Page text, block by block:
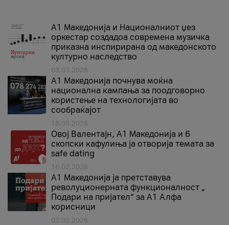
А1 Македонија и Националниот џез
оркестар создадоа современа музичка
приказна инспирирана од македонското
културно наследство
03.07.2026
A1 Македонија почнува моќна
национална кампања за поодговорно
користење на технологијата во
сообраќајот
18.05.2026
Овој Валентајн, A1 Македонија и 6
скопски кафулиња ја отворија темата за
safe dating
16.02.2026
А1 Македонија ја претставува
револуционерната функционалност „
Подари на пријател“ за А1 Алфа
корисници
02.02.2026